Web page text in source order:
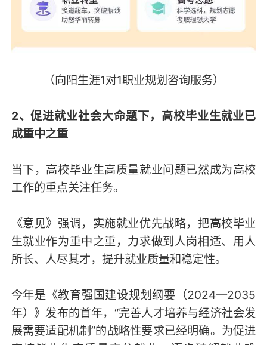
（向阳生涯1对1职业规划咨询服务）
2、促进就业社会大命题下，高校毕业生就业已
成重中之重
当下，高校毕业生高质量就业问题已然成为高校
工作的重点关注任务。
《意见》强调，实施就业优先战略，把高校毕业
生就业作为重中之重，力求做到人岗相适、用人
所长、人尽其才，提升就业质量和稳定性。
今年是《教育强国建设规划纲要（2024—2035
年）》发布的首年，“完善人才培养与经济社会发
展需要适配机制”的战略性要求已经明确。为促进